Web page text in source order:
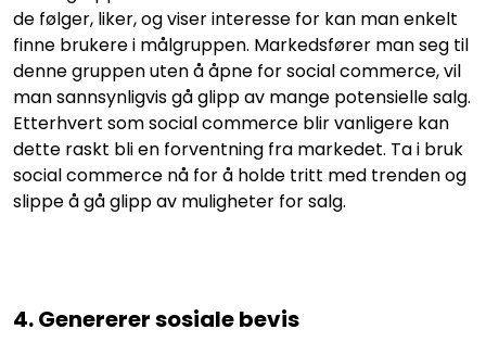
de følger, liker, og viser interesse for kan man enkelt
finne brukere i målgruppen. Markedsfører man seg til
denne gruppen uten å åpne for social commerce, vil
man sannsynligvis gå glipp av mange potensielle salg.
Etterhvert som social commerce blir vanligere kan
dette raskt bli en forventning fra markedet. Ta i bruk
social commerce nå for å holde tritt med trenden og
slippe å gå glipp av muligheter for salg.
4. Genererer sosiale bevis